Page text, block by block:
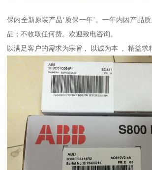
保内全新原装产品‘质保一年’。一年内因产品
品；不收取任何费。欢迎致电咨询。
以满足客户的需求为宗旨 , 以诚为本 , 精益求